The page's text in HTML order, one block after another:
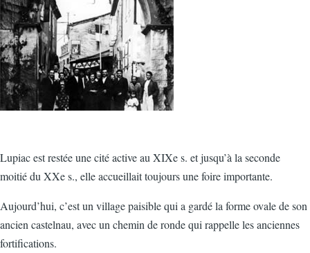
Lupiac est restée une cité active au XIXe s. et jusqu’à la seconde
moitié du XXe s., elle accueillait toujours une foire importante.
Aujourd’hui, c’est un village paisible qui a gardé la forme ovale de son
ancien castelnau, avec un chemin de ronde qui rappelle les anciennes
fortifications.